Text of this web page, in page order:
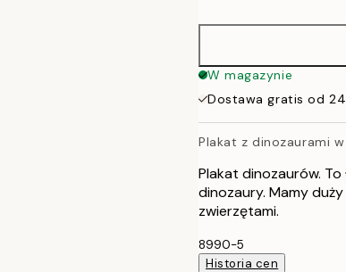
W magazynie
Dostawa gratis od
Plakat z dinozaurami
Plakat dinozaurów.
dinozaury. Mamy
zwierzętami.
8990-5
Historia cen